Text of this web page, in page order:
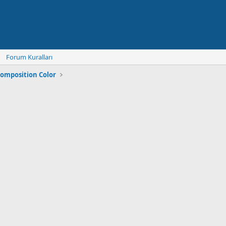
Forum Kuralları
Color